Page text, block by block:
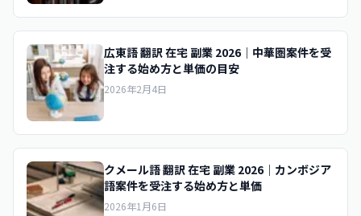
広東語 翻訳 在宅 副業 2026｜中華圏案件を受
注する始め方と単価の目安
2026年2月4日
クメール語 翻訳 在宅 副業 2026｜カンボジア
語案件を受注する始め方と単価
2026年1月6日